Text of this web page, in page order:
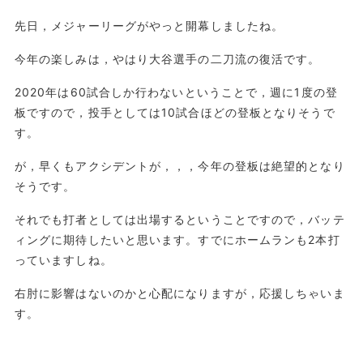
先日，メジャーリーグがやっと開幕しましたね。
今年の楽しみは，やはり大谷選手の二刀流の復活です。
2020年は60試合しか行わないということで，週に1度の登
板ですので，投手としては10試合ほどの登板となりそうで
す。
が，早くもアクシデントが，，，今年の登板は絶望的となり
そうです。
それでも打者としては出場するということですので，バッテ
ィングに期待したいと思います。すでにホームランも2本打
っていますしね。
右肘に影響はないのかと心配になりますが，応援しちゃいま
す。